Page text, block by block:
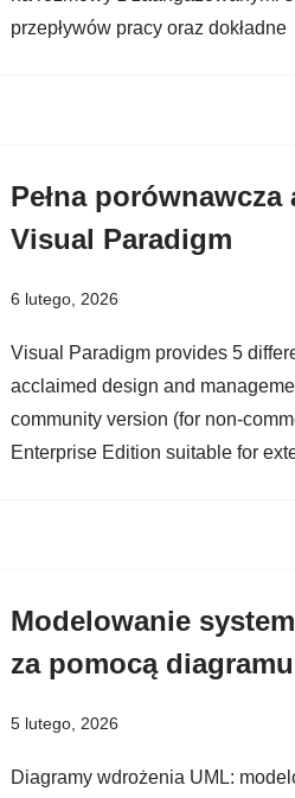
przepływów pracy oraz dokładne
Pełna
Visual Paradigm
6 lutego, 2026
Visual Paradigm provides 5
acclaimed design and
community version (for non-
Enterprise Edition suitable for
Modelowanie
za pomocą
5 lutego, 2026
Diagramy wdrożenia UML: